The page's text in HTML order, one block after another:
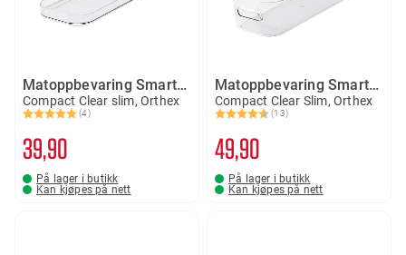
Matoppbevaring SmartStore lokk
Compact Clear slim, Orthex
Karakter:
(4)
5.0 av 5 mulige
39 90
På lager i butikk
Kan kjøpes på nett
Matoppbevaring SmartStore 1,3 liter
Compact Clear Slim, Orthex
Karakter:
(13)
4.6 av 5 mulige
49 90
På lager i butikk
Kan kjøpes på nett